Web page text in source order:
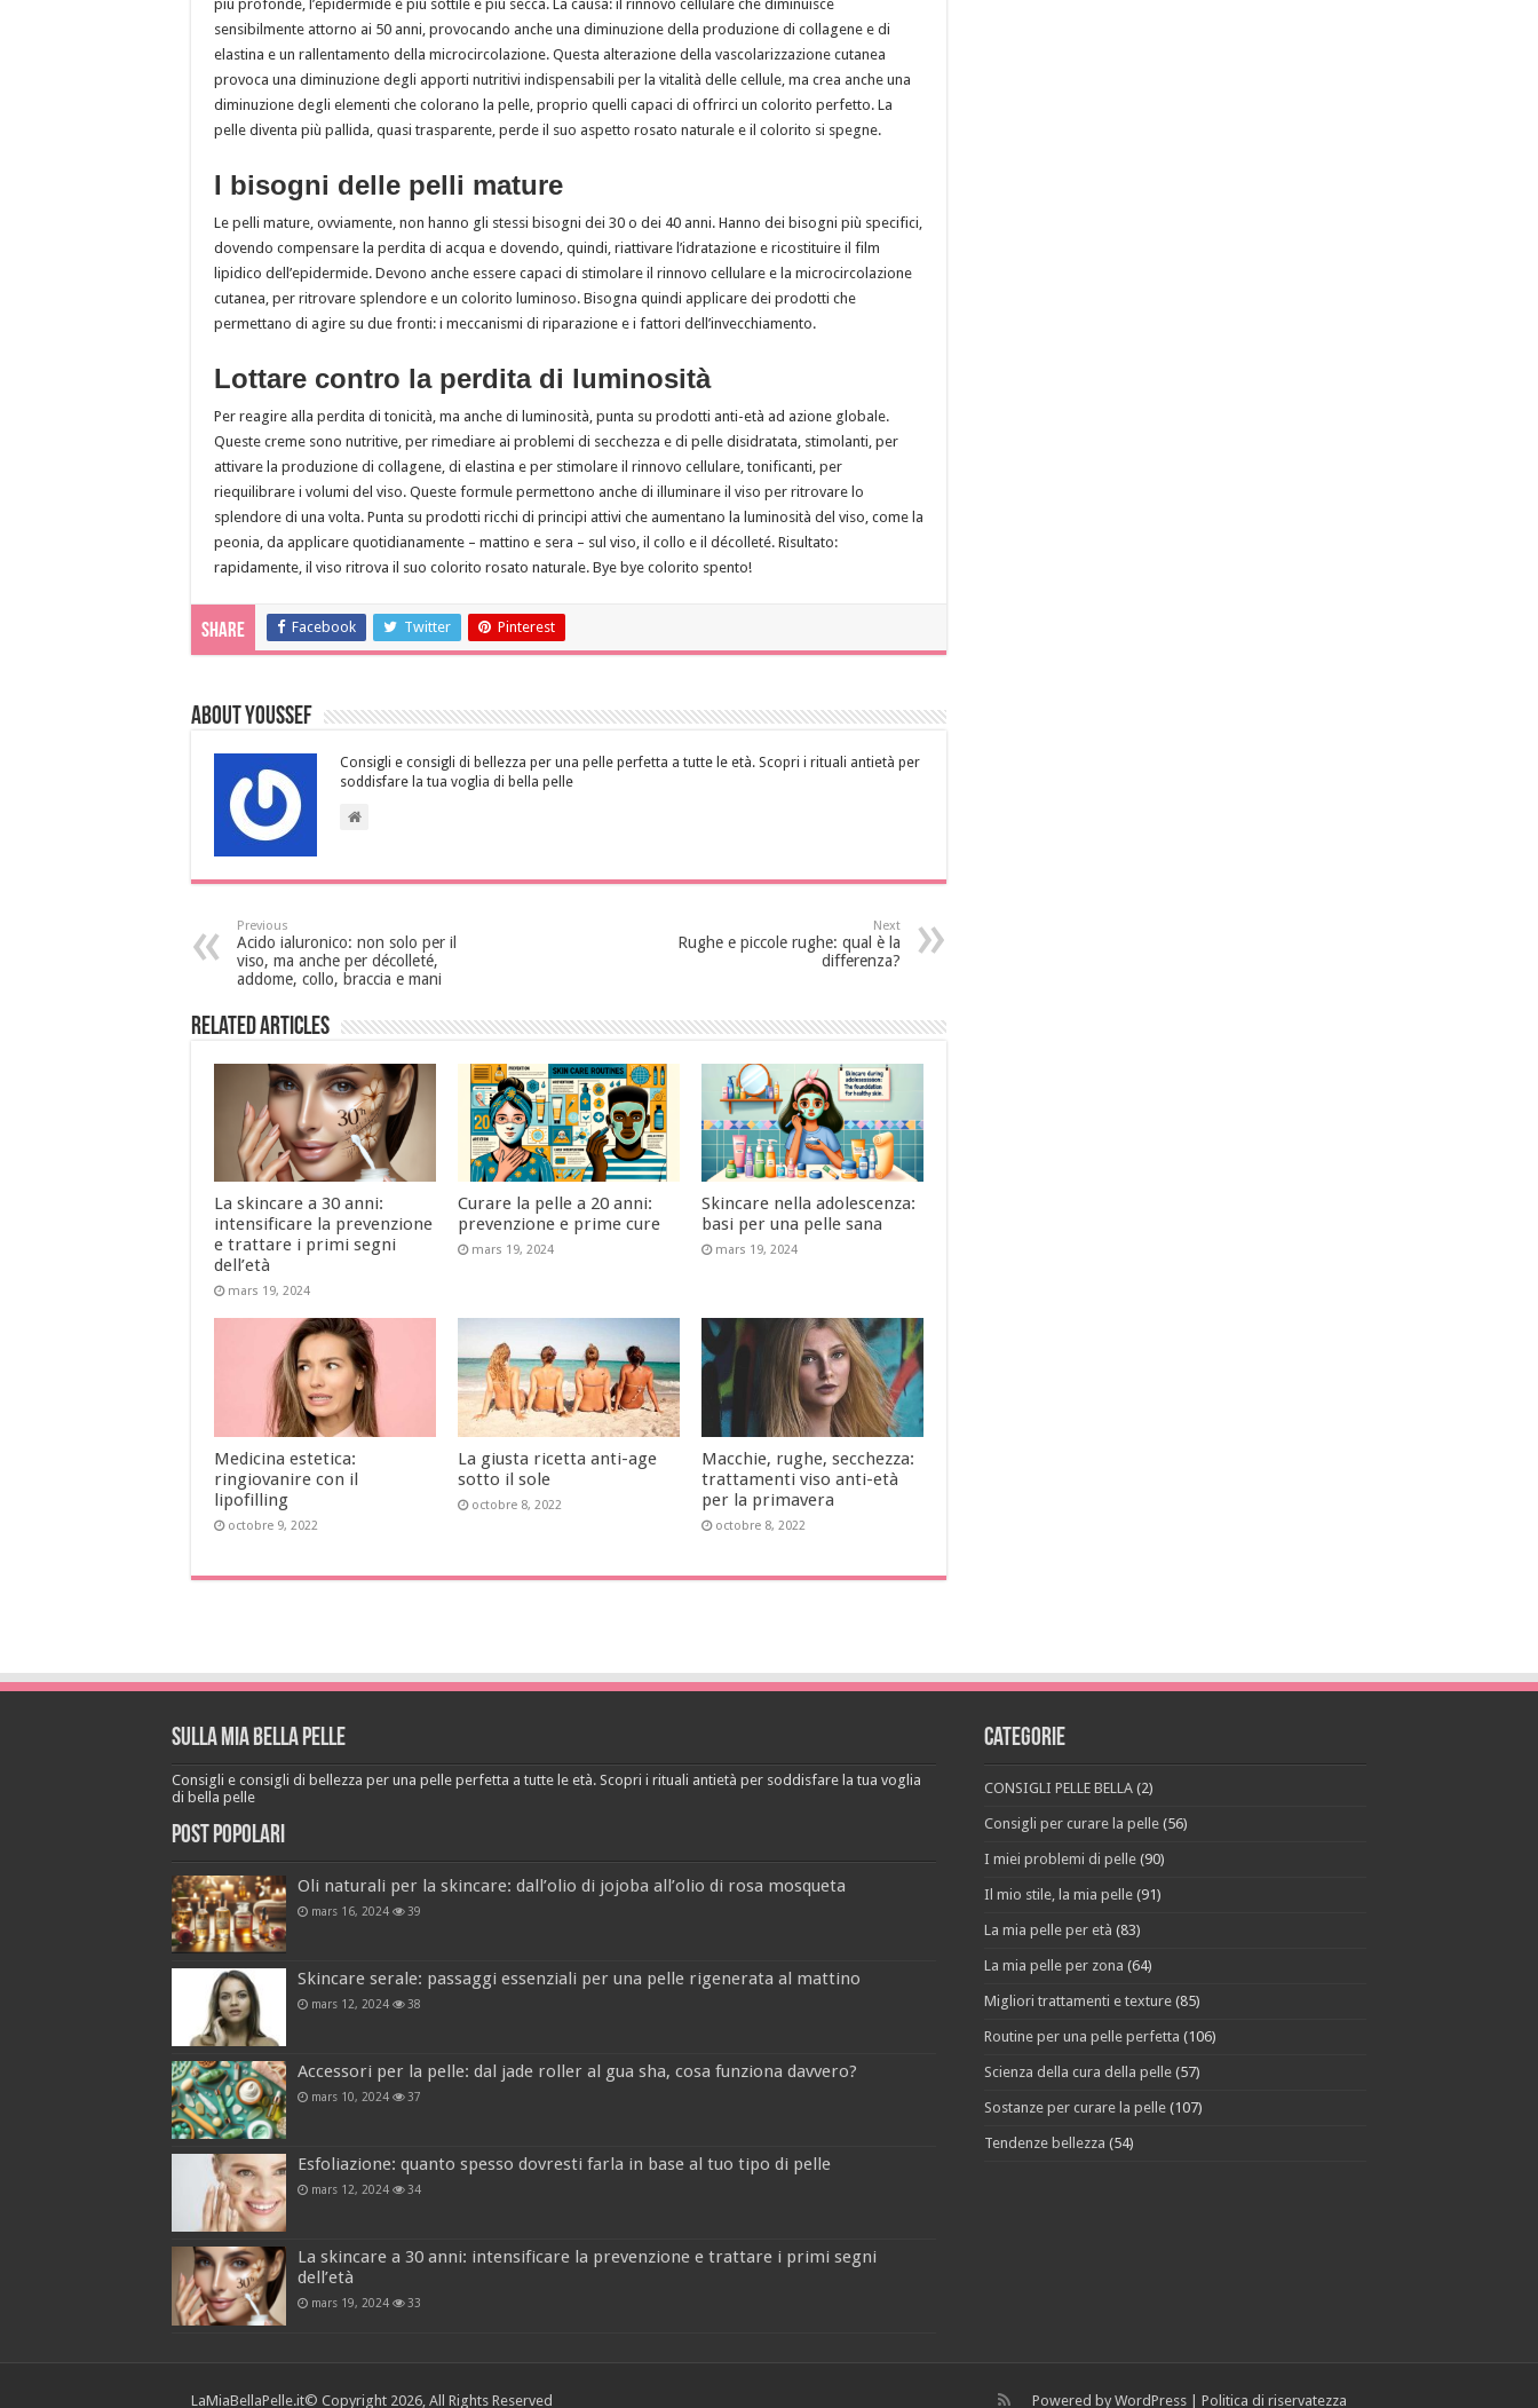
più profonde, l’epidermide è più sottile e più secca. La causa: il rinnovo cellulare che diminuisce
sensibilmente attorno ai 50 anni, provocando anche una diminuzione della produzione di collagene e di
elastina e un rallentamento della microcircolazione. Questa alterazione della vascolarizzazione cutanea
provoca una diminuzione degli apporti nutritivi indispensabili per la vitalità delle cellule, ma crea anche una
diminuzione degli elementi che colorano la pelle, proprio quelli capaci di offrirci un colorito perfetto. La
pelle diventa più pallida, quasi trasparente, perde il suo aspetto rosato naturale e il colorito si spegne.
I bisogni delle pelli mature
Le pelli mature, ovviamente, non hanno gli stessi bisogni dei 30 o dei 40 anni. Hanno dei bisogni più specifici,
dovendo compensare la perdita di acqua e dovendo, quindi, riattivare l’idratazione e ricostituire il film
lipidico dell’epidermide. Devono anche essere capaci di stimolare il rinnovo cellulare e la microcircolazione
cutanea, per ritrovare splendore e un colorito luminoso. Bisogna quindi applicare dei prodotti che
permettano di agire su due fronti: i meccanismi di riparazione e i fattori dell’invecchiamento.
Lottare contro la perdita di luminosità
Per reagire alla perdita di tonicità, ma anche di luminosità, punta su prodotti anti-età ad azione globale.
Queste creme sono nutritive, per rimediare ai problemi di secchezza e di pelle disidratata, stimolanti, per
attivare la produzione di collagene, di elastina e per stimolare il rinnovo cellulare, tonificanti, per
riequilibrare i volumi del viso. Queste formule permettono anche di illuminare il viso per ritrovare lo
splendore di una volta. Punta su prodotti ricchi di principi attivi che aumentano la luminosità del viso, come la
peonia, da applicare quotidianamente – mattino e sera – sul viso, il collo e il décolleté. Risultato:
rapidamente, il viso ritrova il suo colorito rosato naturale. Bye bye colorito spento!
Share Facebook Twitter Pinterest
About Youssef
Consigli e consigli di bellezza per una pelle perfetta a tutte le età. Scopri i rituali antietà per
soddisfare la tua voglia di bella pelle
Previous
Acido ialuronico: non solo per il
viso, ma anche per décolleté,
addome, collo, braccia e mani
Next
Rughe e piccole rughe: qual è la
differenza?
Related Articles
La skincare a 30 anni:
intensificare la prevenzione
e trattare i primi segni
dell’età
mars 19, 2024
Curare la pelle a 20 anni:
prevenzione e prime cure
mars 19, 2024
Skincare nella adolescenza:
basi per una pelle sana
mars 19, 2024
Medicina estetica:
ringiovanire con il
lipofilling
octobre 9, 2022
La giusta ricetta anti-age
sotto il sole
octobre 8, 2022
Macchie, rughe, secchezza:
trattamenti viso anti-età
per la primavera
octobre 8, 2022
Sulla mia bella pelle
Consigli e consigli di bellezza per una pelle perfetta a tutte le età. Scopri i rituali antietà per soddisfare la tua voglia
di bella pelle
Post popolari
Oli naturali per la skincare: dall’olio di jojoba all’olio di rosa mosqueta
mars 16, 2024 39
Skincare serale: passaggi essenziali per una pelle rigenerata al mattino
mars 12, 2024 38
Accessori per la pelle: dal jade roller al gua sha, cosa funziona davvero?
mars 10, 2024 37
Esfoliazione: quanto spesso dovresti farla in base al tuo tipo di pelle
mars 12, 2024 34
La skincare a 30 anni: intensificare la prevenzione e trattare i primi segni
dell’età
mars 19, 2024 33
Categorie
CONSIGLI PELLE BELLA (2)
Consigli per curare la pelle (56)
I miei problemi di pelle (90)
Il mio stile, la mia pelle (91)
La mia pelle per età (83)
La mia pelle per zona (64)
Migliori trattamenti e texture (85)
Routine per una pelle perfetta (106)
Scienza della cura della pelle (57)
Sostanze per curare la pelle (107)
Tendenze bellezza (54)
Powered by WordPress | Politica di riservatezza
LaMiaBellaPelle.it© Copyright 2026, All Rights Reserved